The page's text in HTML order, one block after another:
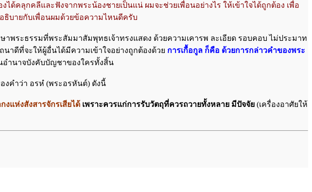
คลุกคลีและฟังจากพระน้องชายเป็นแน่ ผมจะช่วยเพื่อนอย่างไร ให้เข้าใจได้ถูกต้อง เพื่อ
ธิบายกับเพื่อนผมด้วยข้อความไหนดีครับ
พระธรรมที่พระสัมมาสัมพุทธเจ้าทรงแสดง ด้วยความเคารพ ละเอียด รอบคอบ ไม่ประมาท
าดีที่จะให้ผู้อื่นได้มีความเข้าใจอย่างถูกต้องด้วย การเกื้อกูล ก็คือ ด้วยการกล่าวคำของพระ
อำนาจบังคับบัญชาของใครทั้งสิ้น
งคำว่า อรหํ (พระอรหันต์) ดังนี้
งแห่งสังสารจักรเสียได้ เพราะควรแก่การรับวัตถุที่ควรถวายทั้งหลาย มีปัจจัย (เครื่องอาศัยให้